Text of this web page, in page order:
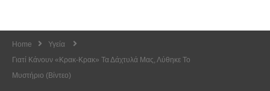
Home
Υγεία
Γιατί Κάνουν «κρακ-Κρακ» Τα Δάχτυλά Μας, Λύθηκε Το
Μυστήριο (Βίντεο)